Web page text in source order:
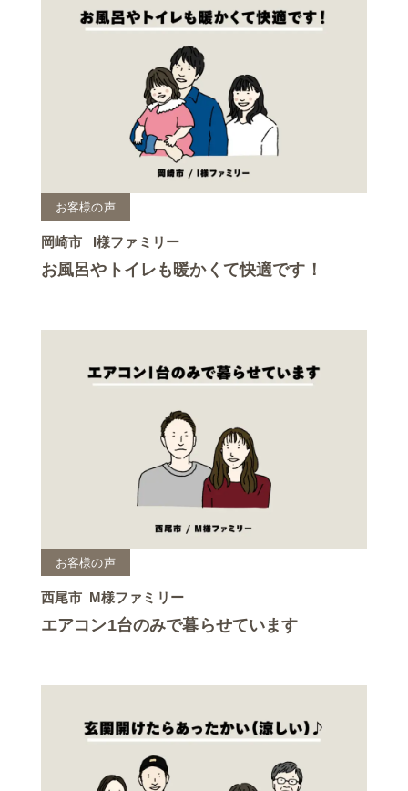
お客様の声
岡崎市 I様ファミリー
お風呂やトイレも暖かくて快適です！
お客様の声
西尾市 M様ファミリー
エアコン1台のみで暮らせています